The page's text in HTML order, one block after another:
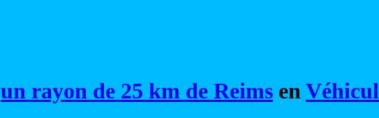
un rayon de 25 km de Reims en